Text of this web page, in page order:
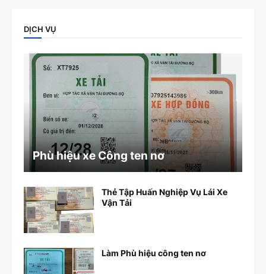
DỊCH VỤ
Phù hiệu xe Công ten nơ
Thẻ Tập Huấn Nghiệp Vụ Lái Xe
Vận Tải
Làm Phù hiệu công ten nơ